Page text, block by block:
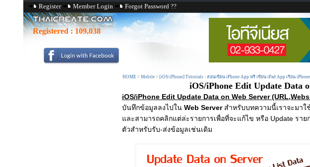
Register Member Login Forgot Password ??
Registered : 109,038
HOME > Mobile > [iOS/iPhone] Tutorials - สอนเขียน iPhone App ฟรี เขียน iPad App เรียน
iOS/iPhone Edit Update Data
iOS/iPhone Edit Update Data on Web Server
บันทึกข้อมูลลงไปใน Web Server สำหรับบทความนี้เราจะมา
และสามารถคลิกแต่ล่ะรายการเพื่อที่จะแก้ไข หรือ Update ราย
ตัวสำหรับรับ-ส่งข้อมูลเช่นเดิม